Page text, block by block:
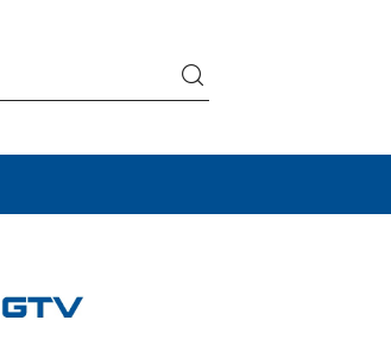
NAZWA
PRODUCENTA: